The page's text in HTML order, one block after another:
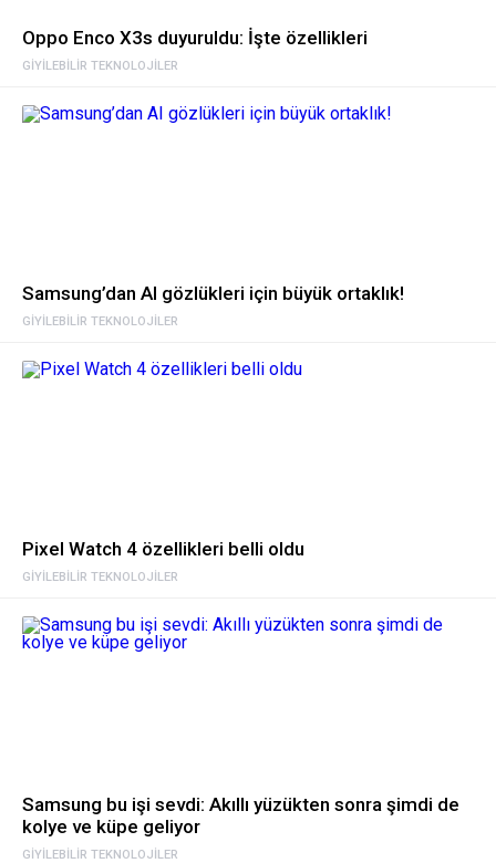
GIYILEBILIR TEKNOLOJILER
Oppo Enco X3s duyuruldu: İşte özellikleri
GIYILEBILIR TEKNOLOJILER
Samsung’dan AI gözlükleri için büyük ortaklık!
GIYILEBILIR TEKNOLOJILER
Pixel Watch 4 özellikleri belli oldu
GIYILEBILIR TEKNOLOJILER
Samsung bu işi sevdi: Akıllı yüzükten sonra şimdi de
kolye ve küpe geliyor